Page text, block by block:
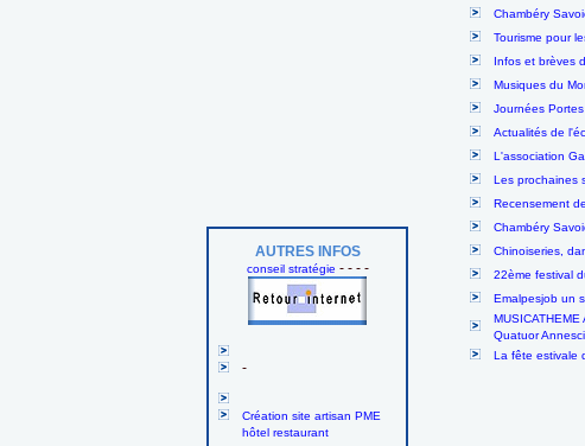
AUTRES INFOS
conseil stratégie - - - -
-
Création site artisan PME
hôtel restaurant
Chambéry
Tourisme pour
Infos et brèves
Musiques du
Journées
Actualités de
L'association
Les prochaines
Recensement
Chambéry
Chinoiseries,
22ème festival
Emalpesjob un
Quatuor Annesci
La fête estivale